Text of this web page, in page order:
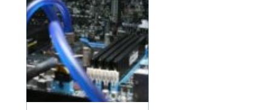
samma te...